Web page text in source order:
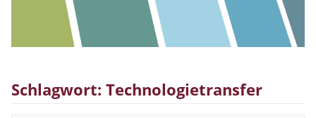
Schlagwort: Technologietransfer